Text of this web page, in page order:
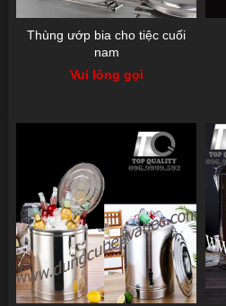
Thùng ướp bia cho tiệc cuối
nam
Vui lòng gọi